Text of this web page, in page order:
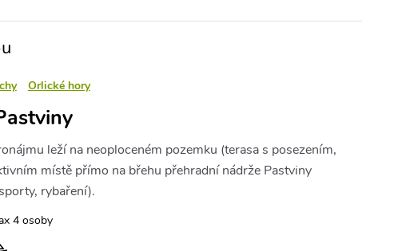
Orlické hory
leží na neoploceném pozemku (terasa s posezením,
místě přímo na břehu přehradní nádrže Pastviny
rybaření).
4 osoby